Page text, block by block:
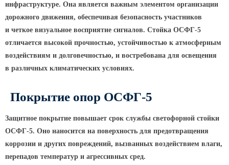
складывающиеся
ПФГ Опоры граненые
складывающиеся фланцевые
Опоры контактной сети
фланцевая граненая
контактной сети (ОГСКС)
МОГК Молниеотводы гранёные
инфраструктуре. Она является важным элементом организации
дорожного движения, обеспечивая безопасность участников
и четкое визуальное восприятие сигналов. Стойка ОСФГ-5
отличается высокой прочностью, устойчивостью к атмосферным
воздействиям и долговечностью, и востребована для освещения
в различных климатических условиях.
Покрытие опор ОСФГ-5
Защитное покрытие повышает срок службы светофорной стойки
ОСФГ-5. Оно наносится на поверхность для предотвращения
коррозии и других повреждений, вызванных воздействием влаги,
перепадов температур и агрессивных сред.